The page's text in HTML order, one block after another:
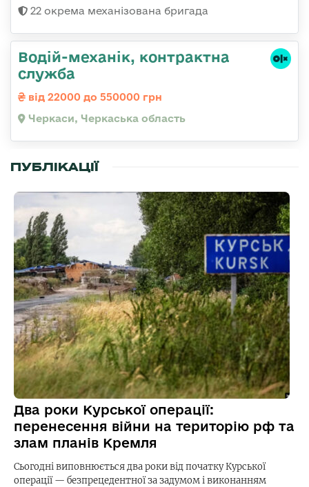
22 окрема механізована бригада
Водій-механік, контрактна
служба
від 22000 до 550000 грн
Черкаси, Черкаська область
ПУБЛІКАЦІЇ
Два роки Курської операції:
перенесення війни на територію рф та
злам планів Кремля
Сьогодні виповнюється два роки від початку Курської
операції — безпрецедентної за задумом і виконанням